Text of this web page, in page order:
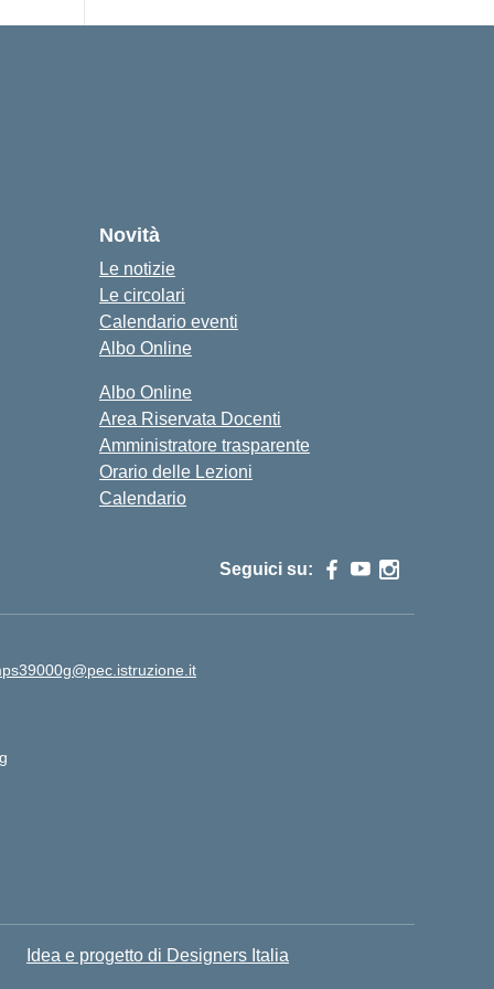
Novità
Le notizie
Le circolari
Calendario eventi
Albo Online
Albo Online
Area Riservata Docenti
Amministratore trasparente
Orario delle Lezioni
Calendario
Seguici su:
Idea e progetto di Designers Italia